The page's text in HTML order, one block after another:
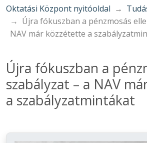
Oktatási Központ nyitóoldal
Újra fókuszban a pénzmosás
NAV már közzétette a
Újra fókuszban a
szabályzat – a NAV
a szabályzatmintákat